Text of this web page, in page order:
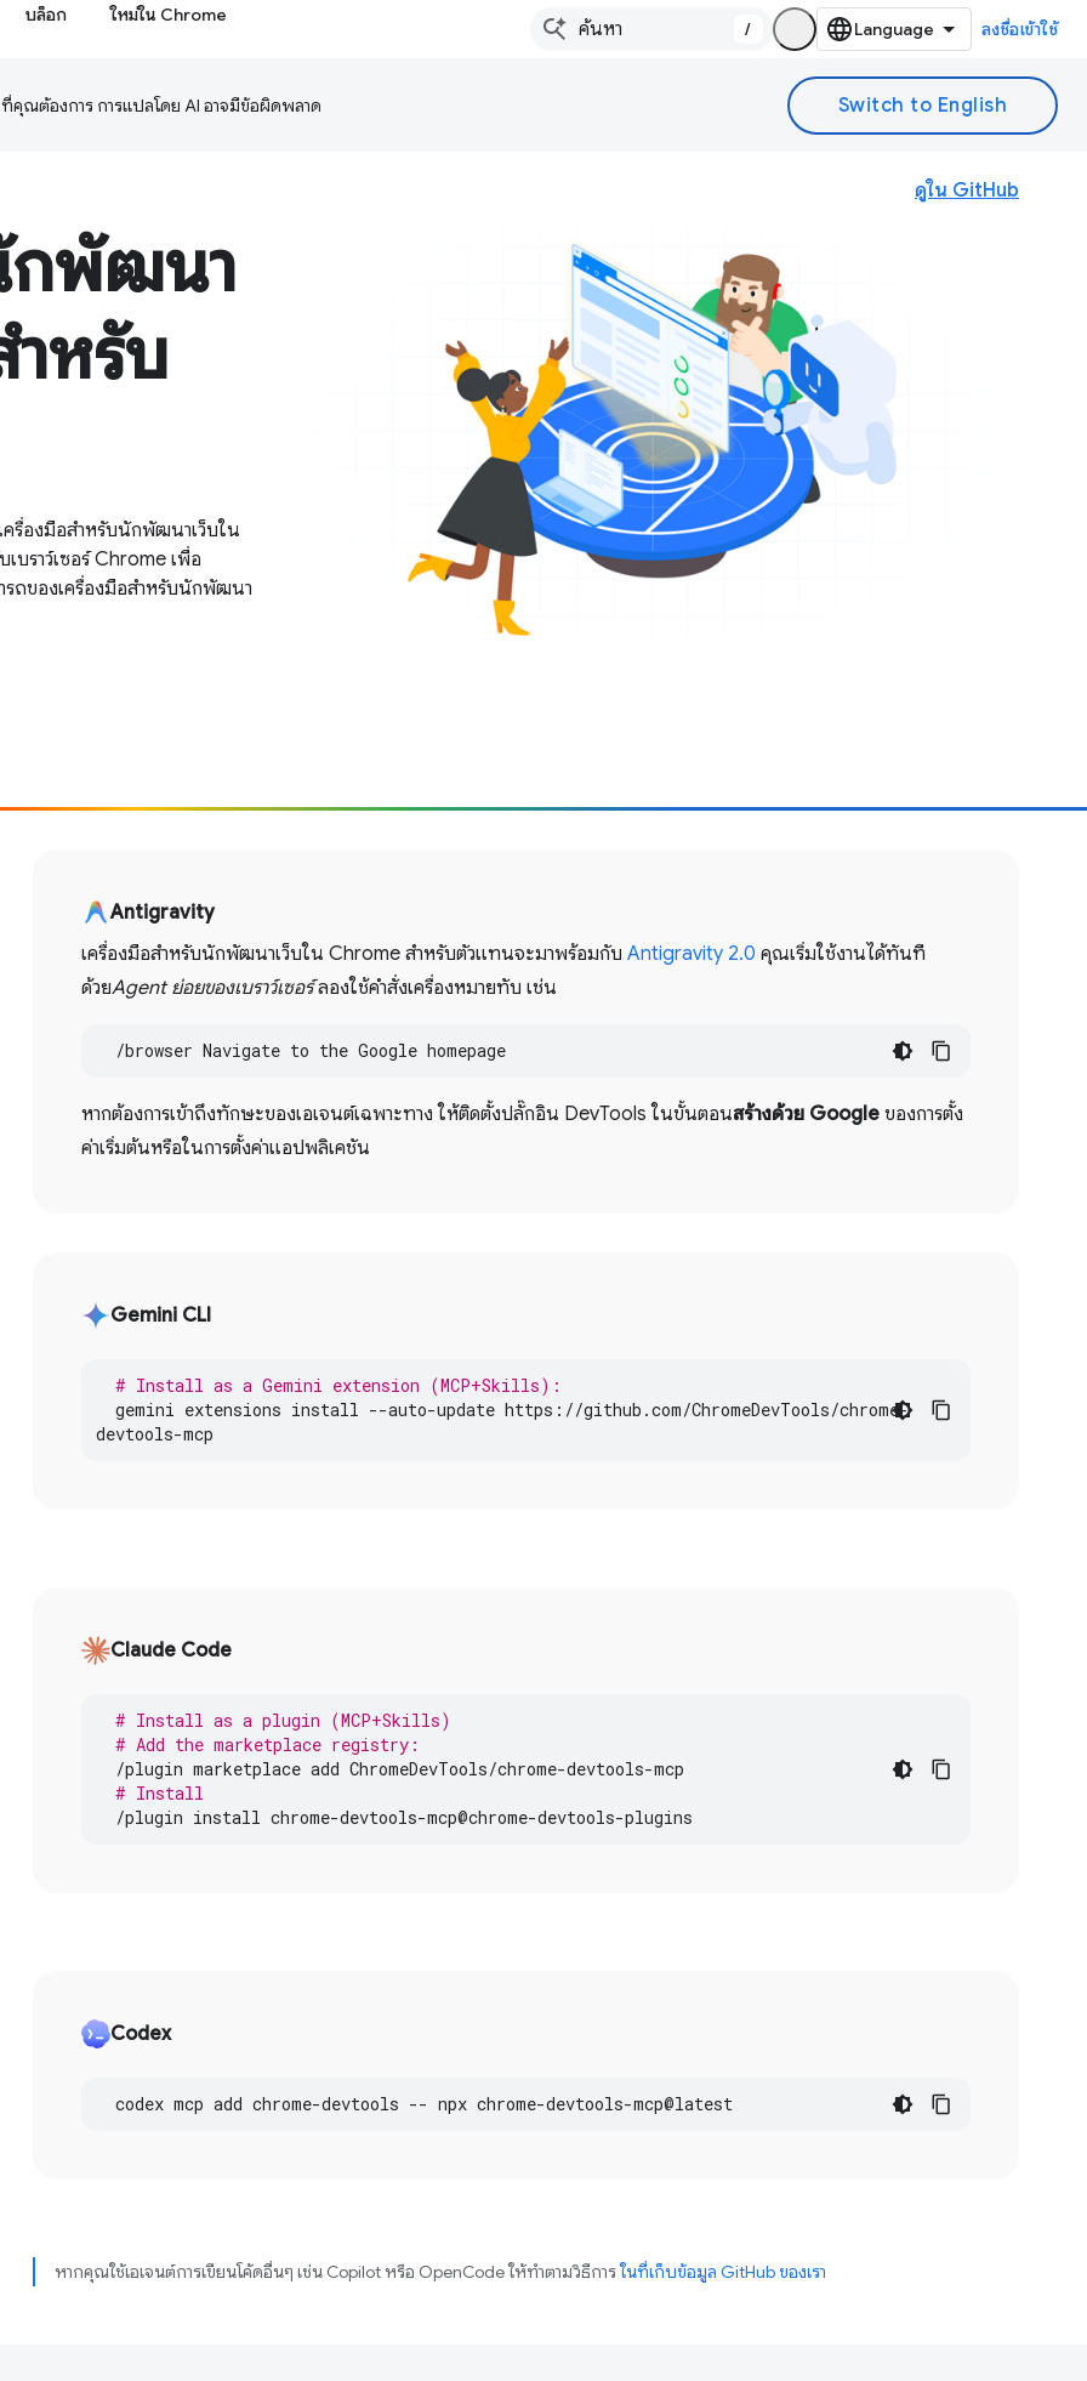
บล็อก ใหม่ใน Chrome
/ ลงชื่อเข้าใช้
ที่คุณต้องการ การแปลโดย AI อาจมีข้อผิดพลาด
กพัฒนา
หรับ
ครื่องมือสำหรับนักพัฒนาเว็บใน
บราว์เซอร์ Chrome เพื่อ
รถของเครื่องมือสำหรับนักพัฒนา
ดูใน GitHub
Antigravity
เครื่องมือสำหรับนักพัฒนาเว็บใน Chrome สำหรับตัวแทนจะมาพร้อมกับ Antigravity 2.0 คุณเริ่มใช้งานได้ทันที
ด้วยAgent ย่อยของเบราว์เซอร์ลองใช้คำสั่งเครื่องหมายทับ เช่น
  /browser Navigate to the Google homepage
หากต้องการเข้าถึงทักษะของเอเจนต์เฉพาะทาง ให้ติดตั้งปลั๊กอิน DevTools ในขั้นตอนสร้างด้วย Googleของการตั้ง
ค่าเริ่มต้นหรือในการตั้งค่าแอปพลิเคชัน
Gemini CLI
# Install as a Gemini extension (MCP+Skills):
gemini extensions install --auto-update https : //github .com/ChromeDevTools/chrome-
devtools-mcp
Claude Code
# Install as a plugin (MCP+Skills)
# Add the marketplace registry:
/plugin marketplace add ChromeDevTools/chrome-devtools-mcp
# Install
/plugin install chrome-devtools-mcp@chrome-devtools-plugins
Codex
codex mcp add chrome-devtools -- npx chrome-devtools-mcp@latest
หากคุณใช้เอเจนต์การเขียนโค้ดอื่นๆ เช่น Copilot หรือ OpenCode ให้ทำตามวิธีการในที่เก็บข้อมูล GitHub ของเรา